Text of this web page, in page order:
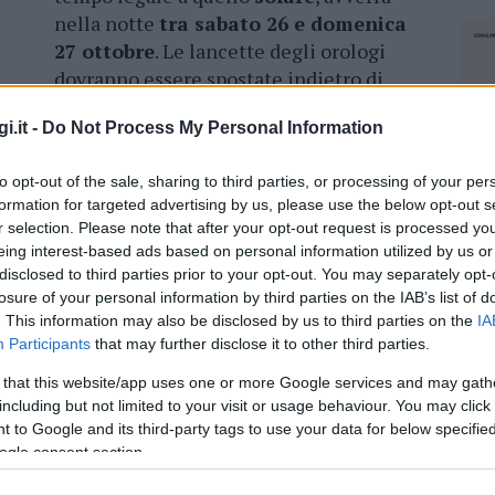
- Do Not Process My Personal Information
opt-out of the sale, sharing to third parties, or processing of your
for targeted advertising by us, please use the below opt-out
selection. Please note that after your opt-out request is processed
interest-based ads based on personal information utilized by us
to third parties prior to your opt-out. You may separately
of your personal information by third parties on the IAB’s list of
This information may also be disclosed by us to third parties on the
Participants that may further disclose it to other third parties.
that this website/app uses one or more Google services and may
but not limited to your visit or usage behaviour. You may
to Google and its third-party tags to use your data for below
consent section.
nella notte tra sabato 26 e domenica
27 ottobre. Le lancette degli orologi
dovranno essere spostate indietro di
di orario sarà la presenza di
presto nel pomeriggio. L’ ora solaresarà in
di marzo, quando, il30 marzo 2025, si
ma in compenso si potrà godere di un’ora in
cliccandoqui